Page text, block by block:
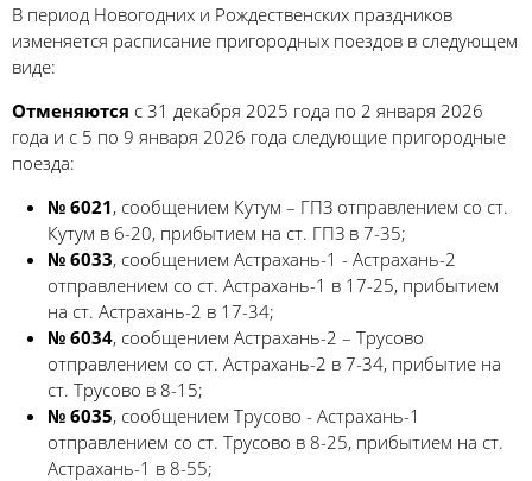
В период Новогодних и Рождественских праздников
изменяется расписание пригородных поездов в следующем
виде:
Отменяются с 31 декабря 2025 года по 2 января 2026
года и с 5 по 9 января 2026 года следующие пригородные
поезда:
№ 6021, сообщением Кутум – ГПЗ отправлением со ст.
Кутум в 6-20, прибытием на ст. ГПЗ в 7-35;
№ 6033, сообщением Астрахань-1 - Астрахань-2
отправлением со ст. Астрахань-1 в 17-25, прибытием
на ст. Астрахань-2 в 17-34;
№ 6034, сообщением Астрахань-2 – Трусово
отправлением со ст. Астрахань-2 в 7-34, прибытие на
ст. Трусово в 8-15;
№ 6035, сообщением Трусово - Астрахань-1
отправлением со ст. Трусово в 8-25, прибытием на ст.
Астрахань-1 в 8-55;